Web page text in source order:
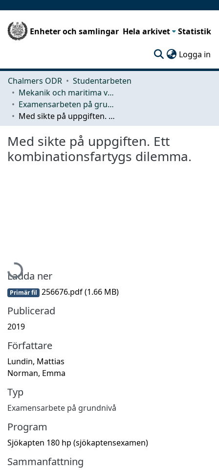
Enheter och samlingar Hela arkivet Statistik
Logga in
Chalmers ODR
Studentarbeten
Mekanik och maritima vetenskaper (M2)
Examensarbeten på grundnivå
Med sikte på uppgiften. Ett kombinationsfartygs dilemma.
Med sikte på uppgiften. Ett
kombinationsfartygs dilemma.
Hämtar...
Ladda ner
Primär fil 256676.pdf(1.66 MB)
Publicerad
2019
Författare
Lundin, Mattias
Norman, Emma
Typ
Examensarbete på grundnivå
Program
Sjökapten 180 hp (sjökaptensexamen)
Sammanfattning